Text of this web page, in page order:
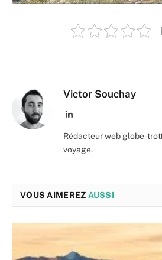
Victor Souchay
LinkedIn
Rédacteur web globe-
voyage.
VOUS AIMEREZ AUSSI